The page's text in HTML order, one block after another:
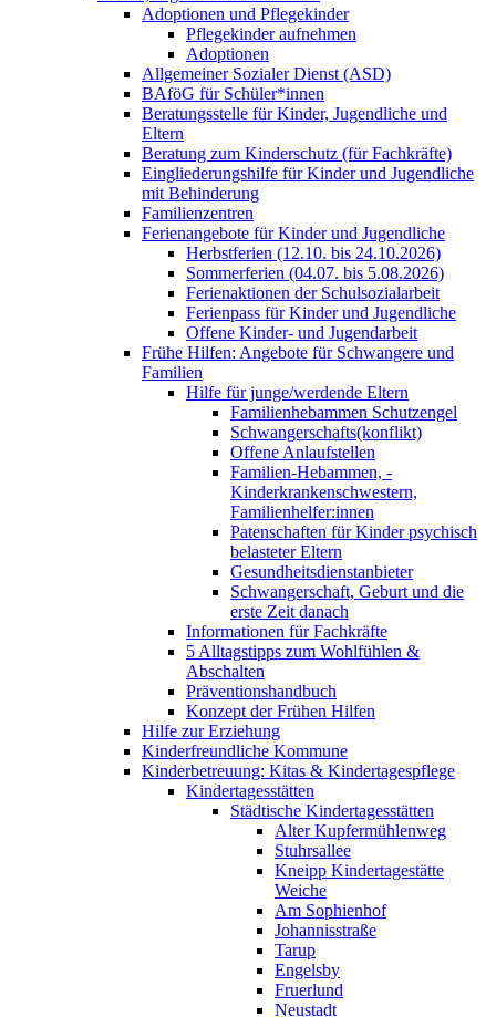
Adoptionen und Pflegekinder
Pflegekinder aufnehmen
Adoptionen
Allgemeiner Sozialer Dienst (ASD)
BAföG für Schüler*innen
Beratungsstelle für Kinder, Jugendliche und
Eltern
Beratung zum Kinderschutz (für Fachkräfte)
Eingliederungshilfe für Kinder und Jugendliche
mit Behinderung
Familienzentren
Ferienangebote für Kinder und Jugendliche
Herbstferien (12.10. bis 24.10.2026)
Sommerferien (04.07. bis 5.08.2026)
Ferienaktionen der Schulsozialarbeit
Ferienpass für Kinder und Jugendliche
Offene Kinder- und Jugendarbeit
Frühe Hilfen: Angebote für Schwangere und
Familien
Hilfe für junge/werdende Eltern
Familienhebammen Schutzengel
Schwangerschafts(konflikt)
Offene Anlaufstellen
Familien-Hebammen, -
Kinderkrankenschwestern,
Familienhelfer:innen
Patenschaften für Kinder psychisch
belasteter Eltern
Gesundheitsdienstanbieter
Schwangerschaft, Geburt und die
erste Zeit danach
Informationen für Fachkräfte
5 Alltagstipps zum Wohlfühlen &
Abschalten
Präventionshandbuch
Konzept der Frühen Hilfen
Hilfe zur Erziehung
Kinderfreundliche Kommune
Kinderbetreuung: Kitas & Kindertagespflege
Kindertagesstätten
Städtische Kindertagesstätten
Alter Kupfermühlenweg
Stuhrsallee
Kneipp Kindertagestätte
Weiche
Am Sophienhof
Johannisstraße
Tarup
Engelsby
Fruerlund
Neustadt